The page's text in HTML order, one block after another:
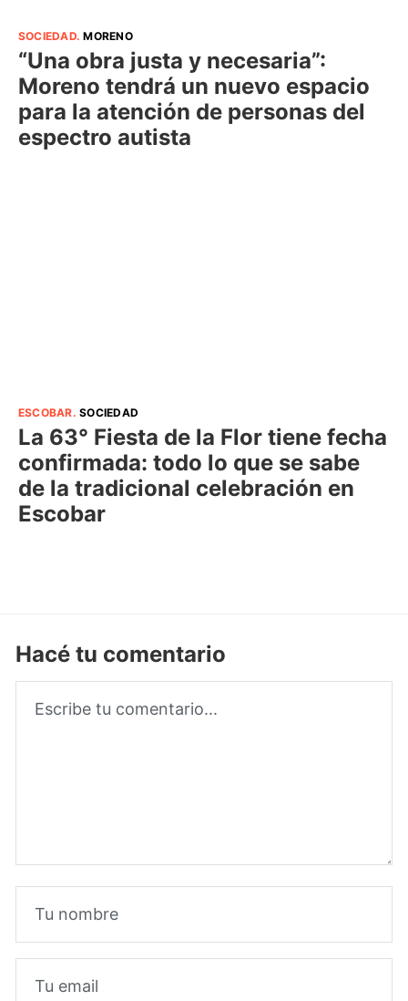
SOCIEDAD.MORENO
“Una obra justa y necesaria”:
Moreno tendrá un nuevo espacio
para la atención de personas del
espectro autista
ESCOBAR.SOCIEDAD
La 63° Fiesta de la Flor tiene fecha
confirmada: todo lo que se sabe
de la tradicional celebración en
Escobar
Hacé tu comentario